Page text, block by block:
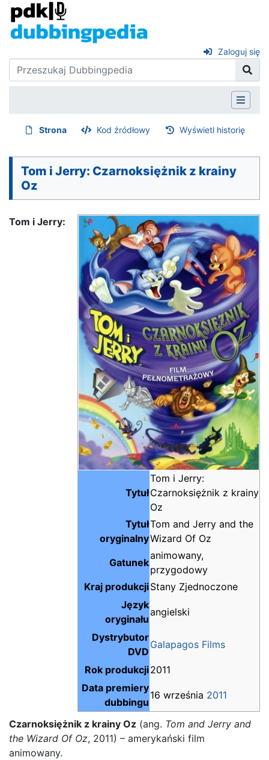
Zaloguj się
Strona Kod źródłowy Wyświetl historię
Tom i Jerry: Czarnoksiężnik z krainy
Oz
Tytuł
Tom i Jerry:
Czarnoksiężnik z krainy
Oz
Tytuł
oryginalny
Tom and Jerry and the
Wizard Of Oz
Gatunek
animowany,
przygodowy
Kraj produkcjiStany Zjednoczone
Język
oryginału
angielski
Dystrybutor
DVD
Galapagos Films
Rok produkcji2011
Data premiery
dubbingu
16 września 2011
Tom i Jerry:
Czarnoksiężnik z krainy Oz (ang. Tom and Jerry and
the Wizard Of Oz, 2011) – amerykański film
animowany.